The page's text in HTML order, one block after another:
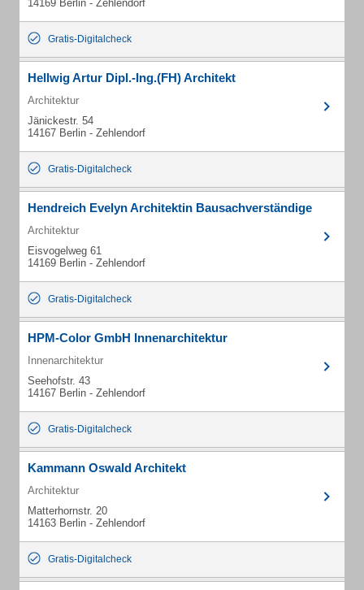
14169 Berlin - Zehlendorf
Gratis-Digitalcheck
Hellwig Artur Dipl.-Ing.(FH) Architekt
Architektur
Jänickestr. 54
14167 Berlin - Zehlendorf
Gratis-Digitalcheck
Hendreich Evelyn Architektin Bausachverständige
Architektur
Eisvogelweg 61
14169 Berlin - Zehlendorf
Gratis-Digitalcheck
HPM-Color GmbH Innenarchitektur
Innenarchitektur
Seehofstr. 43
14167 Berlin - Zehlendorf
Gratis-Digitalcheck
Kammann Oswald Architekt
Architektur
Matterhornstr. 20
14163 Berlin - Zehlendorf
Gratis-Digitalcheck